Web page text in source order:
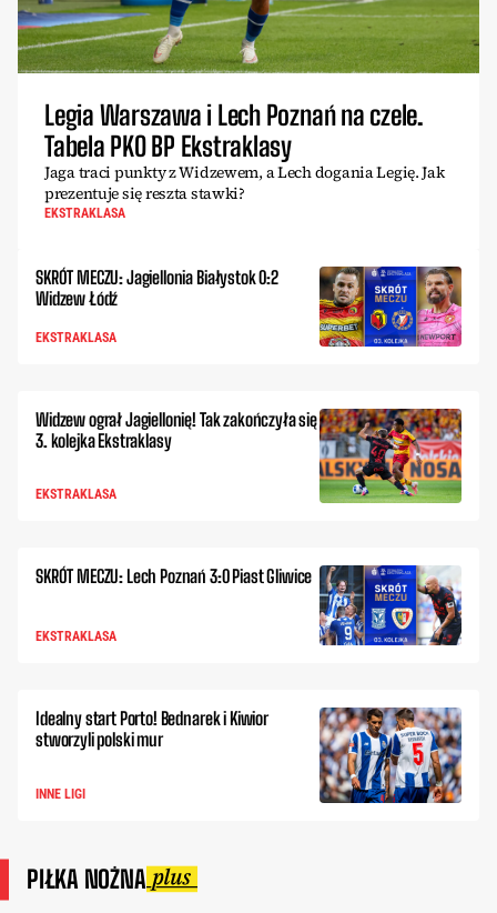
Legia Warszawa i Lech Poznań na czele.
Tabela PKO BP Ekstraklasy
Jaga traci punkty z Widzewem, a Lech dogania Legię. Jak
prezentuje się reszta stawki?
EKSTRAKLASA
SKRÓT MECZU: Jagiellonia Białystok 0:2
Widzew Łódź
EKSTRAKLASA
Widzew ograł Jagiellonię! Tak zakończyła się
3. kolejka Ekstraklasy
EKSTRAKLASA
SKRÓT MECZU: Lech Poznań 3:0 Piast Gliwice
EKSTRAKLASA
Idealny start Porto! Bednarek i Kiwior
stworzyli polski mur
INNE LIGI
PIŁKA NOŻNA